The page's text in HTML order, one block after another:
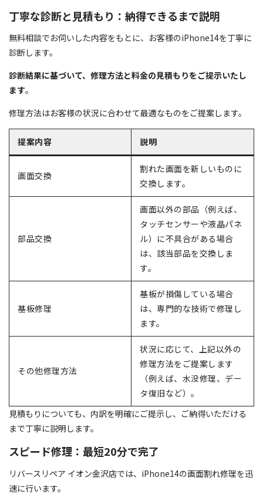
丁寧な診断と見積もり：納得できるまで説明
無料相談でお伺いした内容をもとに、お客様のiPhone14を丁寧に
診断します。
診断結果に基づいて、修理方法と料金の見積もりをご提示いたし
ます。
修理方法はお客様の状況に合わせて最適なものをご提案します。
提案内容 説明
画面交換
割れた画面を新しいものに
交換します。
部品交換
画面以外の部品（例えば、
タッチセンサーや液晶パネ
ル）に不具合がある場合
は、該当部品を交換しま
す。
基板修理
基板が損傷している場合
は、専門的な技術で修理し
ます。
その他修理方法
状況に応じて、上記以外の
修理方法をご提案します
（例えば、水没修理、デー
タ復旧など）。
見積もりについても、内訳を明確にご提示し、ご納得いただける
まで丁寧に説明します。
スピード修理：最短20分で完了
リバースリペア イオン金沢店では、iPhone14の画面割れ修理を迅
速に行います。